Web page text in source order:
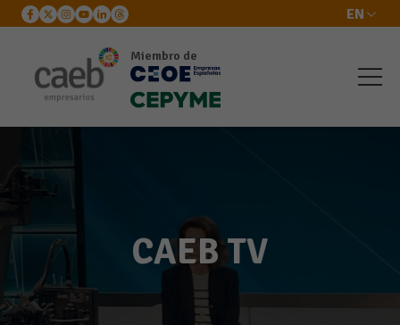
EN
Miembro de
CAEB TV